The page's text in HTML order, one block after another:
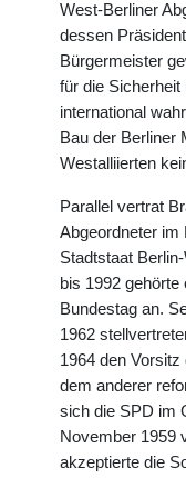
West-Berliner
dessen
Bürgermeister
für die Sicherheit
international
Bau der Berliner
Westalliierten
Parallel vertrat
Abgeordneter im
Stadtstaat
bis 1992
Bundestag an.
1962
1964 den
dem anderer
sich die SPD im
November 1959
akzeptierte die